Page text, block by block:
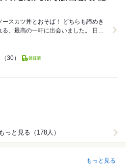
とおそば！ どちらも諦めき
最高の一軒に出会いました。 日曜
（30）
っと見る（178人）
もっと見る